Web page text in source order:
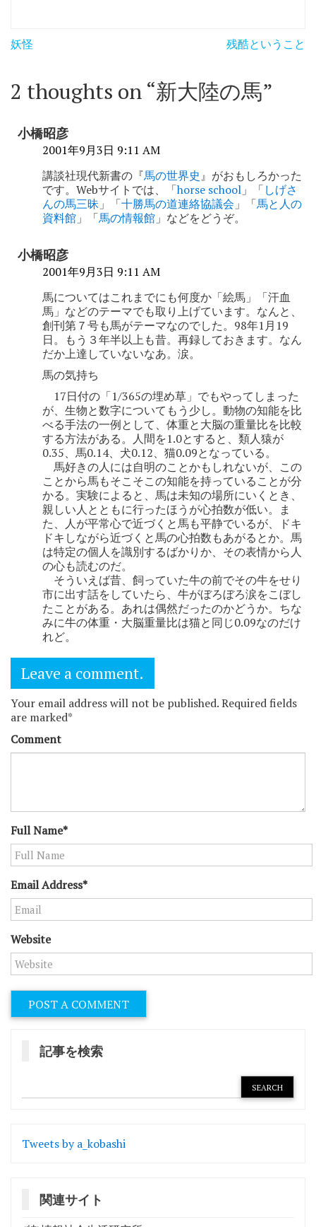
投
ナ
ゲ
妖怪 残酷ということ
2 thoughts on “新大陸の馬”
小橋昭彦
2001年9月3日 9:11 AM
講談社現代新書の『馬の世界史』がおもしろかった
です。Webサイトでは、「horse school 」「しげさ
んの馬三昧 」「十勝馬の道連絡協議会 」「馬と人の
資料館 」「馬の情報館 」などをどうぞ。
小橋昭彦
2001年9月3日 9:11 AM
馬についてはこれまでにも何度か「絵馬」「汗血
馬」などのテーマでも取り上げています。なんと、
創刊第７号も馬がテーマなのでした。98年1月19
日。もう３年半以上も昔。再録しておきます。なん
だか上達していないなあ。涙。
馬の気持ち
17日付の「1/365の埋め草」でもやってしまった
が、生物と数字についてもう少し。動物の知能を比
べる手法の一例として、体重と大脳の重量比を比較
する方法がある。人間を1.0とすると、類人猿が
0.35、馬0.14、犬0.12、猫0.09となっている。
馬好きの人には自明のことかもしれないが、この
ことから馬もそこそこの知能を持っていることが分
かる。実験によると、馬は未知の場所にいくとき、
親しい人とともに行ったほうが心拍数が低い。ま
た、人が平常心で近づくと馬も平静でいるが、ドキ
ドキしながら近づくと馬の心拍数もあがるとか。馬
は特定の個人を識別するばかりか、その表情から人
の心も読むのだ。
そういえば昔、飼っていた牛の前でその牛をせり
市に出す話をしていたら、牛がぼろぼろ涙をこぼし
たことがある。あれは偶然だったのかどうか。ちな
みに牛の体重・大脳重量比は猫と同じ0.09なのだけ
れど。
Leave a comment.
Your email address will not be published. Required fields
are marked*
Comment
Full Name*
Email Address*
Website
記事を検索
Tweets by a_kobashi
関連サイト